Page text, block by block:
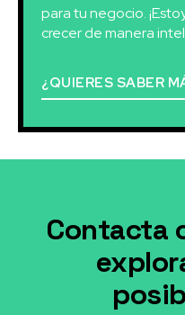
para tu negocio.
crecer de manera
¿QUIERES SABER
Contacta